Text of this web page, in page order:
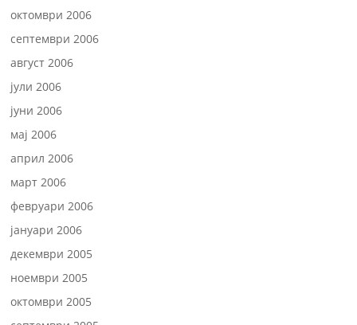
октомври 2006
септември 2006
август 2006
јули 2006
јуни 2006
мај 2006
април 2006
март 2006
февруари 2006
јануари 2006
декември 2005
ноември 2005
октомври 2005